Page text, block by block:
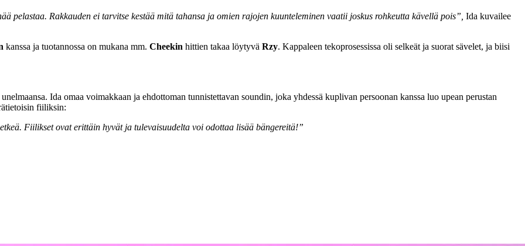
pelastaa. Rakkauden ei tarvitse kestää mitä tahansa ja omien rajojen kuunteleminen vaatii joskus rohkeutta kävellä pois”, Ida kuvailee
kanssa ja tuotannossa on mukana mm. Cheekin hittien takaa löytyvä Rzy. Kappaleen tekoprosessissa oli selkeät ja suorat sävelet, ja biisi
Ida omaa voimakkaan ja ehdottoman tunnistettavan soundin, joka yhdessä kuplivan persoonan kanssa luo upean perustan
fiiliksin:
Fiilikset ovat erittäin hyvät ja tulevaisuudelta voi odottaa lisää bängereitä!”